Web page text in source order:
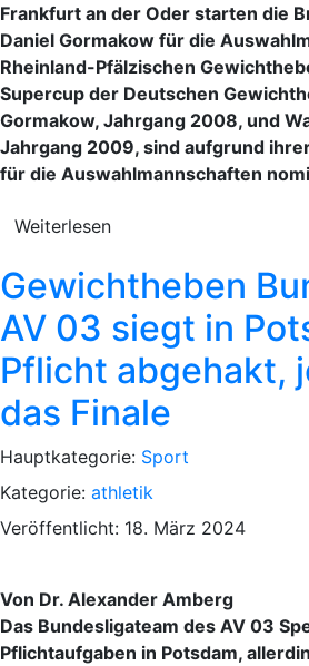
Frankfurt an der Oder starten die
Daniel Gormakow für die
Rheinland-Pfälzischen
Supercup der Deutschen
Gormakow, Jahrgang 2008, und
Jahrgang 2009, sind aufgrund
für die Auswahlmannschaften
Weiterlesen
Gewichtheben
AV 03 siegt in
Pflicht abgehakt,
das Finale
Hauptkategorie: Sport
Kategorie: athletik
Veröffentlicht: 18. März 2024
Von Dr. Alexander Amberg
Das Bundesligateam des AV 03
Pflichtaufgaben in Potsdam,